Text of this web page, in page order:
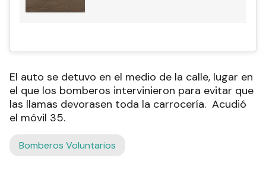
El auto se detuvo en el medio de la calle, lugar en
el que los bomberos intervinieron para evitar que
las llamas devorasen toda la carrocería. Acudió
el móvil 35.
Bomberos Voluntarios